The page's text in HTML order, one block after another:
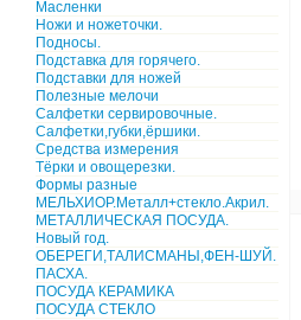
Масленки
Ножи и ножеточки.
Подносы.
Подставка для горячего.
Подставки для ножей
Полезные мелочи
Салфетки сервировочные.
Салфетки,губки,ёршики.
Средства измерения
Тёрки и овощерезки.
Формы разные
МЕЛЬХИОР.Металл+стекло.Акрил.
МЕТАЛЛИЧЕСКАЯ ПОСУДА.
Новый год.
ОБЕРЕГИ,ТАЛИСМАНЫ,ФЕН-ШУЙ.
ПАСХА.
ПОСУДА КЕРАМИКА
ПОСУДА СТЕКЛО